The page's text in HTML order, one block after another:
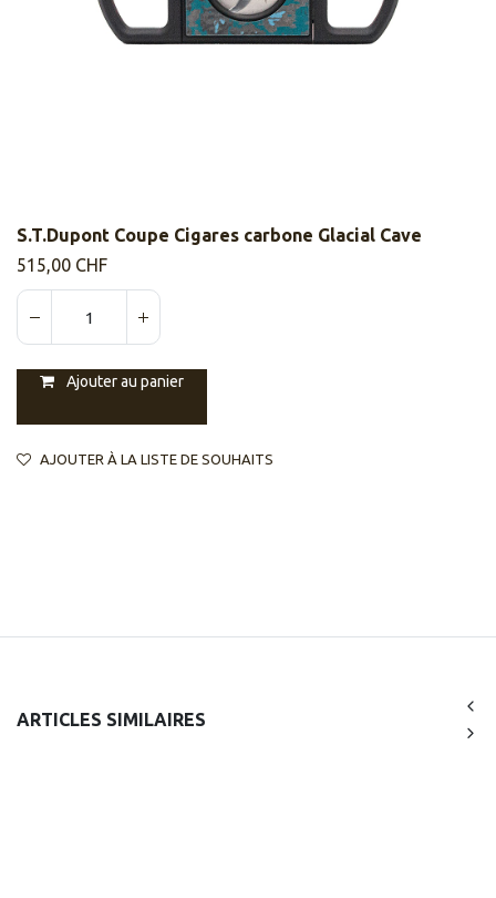
S.T.Dupont Coupe Cigares carbone Glacial Cave
515,00 CHF
Ajouter au panier
AJOUTER À LA LISTE DE SOUHAITS
ARTICLES SIMILAIRES